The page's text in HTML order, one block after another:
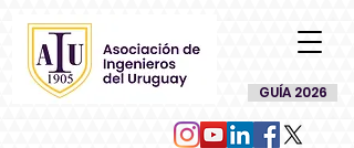
GUÍA 2026